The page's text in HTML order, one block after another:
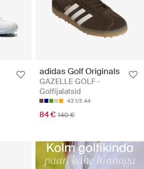
adidas Golf Originals
GAZELLE GOLF -
Golfijalatsid
43 1/3 44
84 € 140 €